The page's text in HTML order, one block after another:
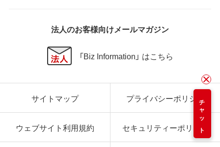
チャット
法人のお客様向けメールマガジン
「Biz Information」 はこちら
サイトマップ プライバシーポリシー
ウェブサイト利用規約 セキュリティーポリシー